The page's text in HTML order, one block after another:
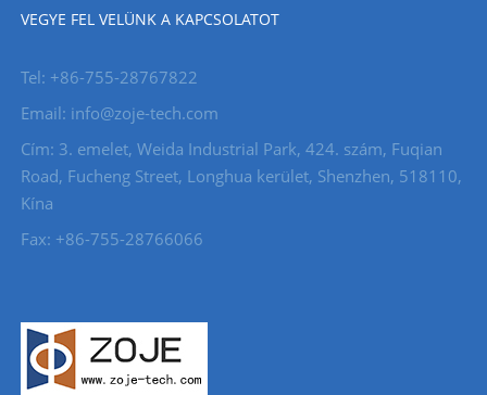
VEGYE FEL VELÜNK A KAPCSOLATOT
Tel: +86-755-28767822
Email: info@zoje-tech.com
Cím: 3. emelet, Weida Industrial Park, 424. szám, Fuqian
Road, Fucheng Street, Longhua kerület, Shenzhen, 518110,
Kína
Fax: +86-755-28766066